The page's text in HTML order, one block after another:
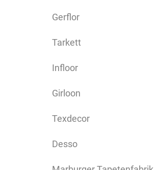
Gerflor
Tarkett
Infloor
Girloon
Texdecor
Desso